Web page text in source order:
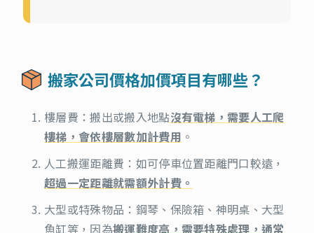
搬家公司價格加價項目有哪些？
樓層費：搬出或搬入地點沒有電梯，需要人工爬
樓梯，會依樓層數加計費用 。
人工搬運距離費：如可停車位置距離門口較遠，
超過一定距離就需額外計費。
大型或特殊物品：鋼琴、保險箱、神明桌、大型
魚缸等，因為搬運難度高，需要特殊處理，通常